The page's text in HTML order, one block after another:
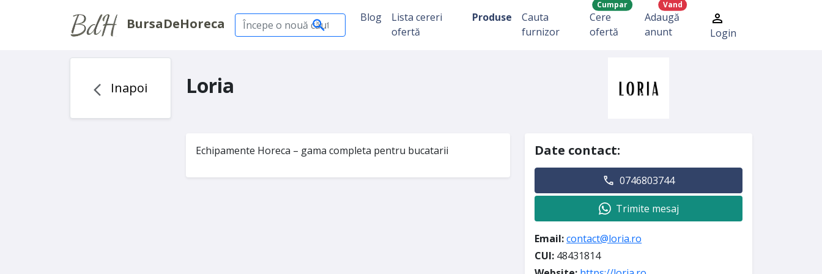
BursaDeHoreca Blog
Lista cereri
ofertă
Produse
Cauta
furnizor
Cere
ofertă
Cumpar
Adaugă
anunt
Vand
Login
Inapoi Loria
Echipamente Horeca – gama completa pentru bucatarii Date contact:
0746803744
Trimite mesaj
Email:contact@loria.ro
CUI: 48431814